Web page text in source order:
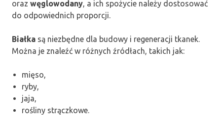
oraz węglowodany, a ich spożycie należy dostosować
do odpowiednich proporcji.
Białka są niezbędne dla budowy i regeneracji tkanek.
Można je znaleźć w różnych źródłach, takich jak:
mięso,
ryby,
jaja,
rośliny strączkowe.